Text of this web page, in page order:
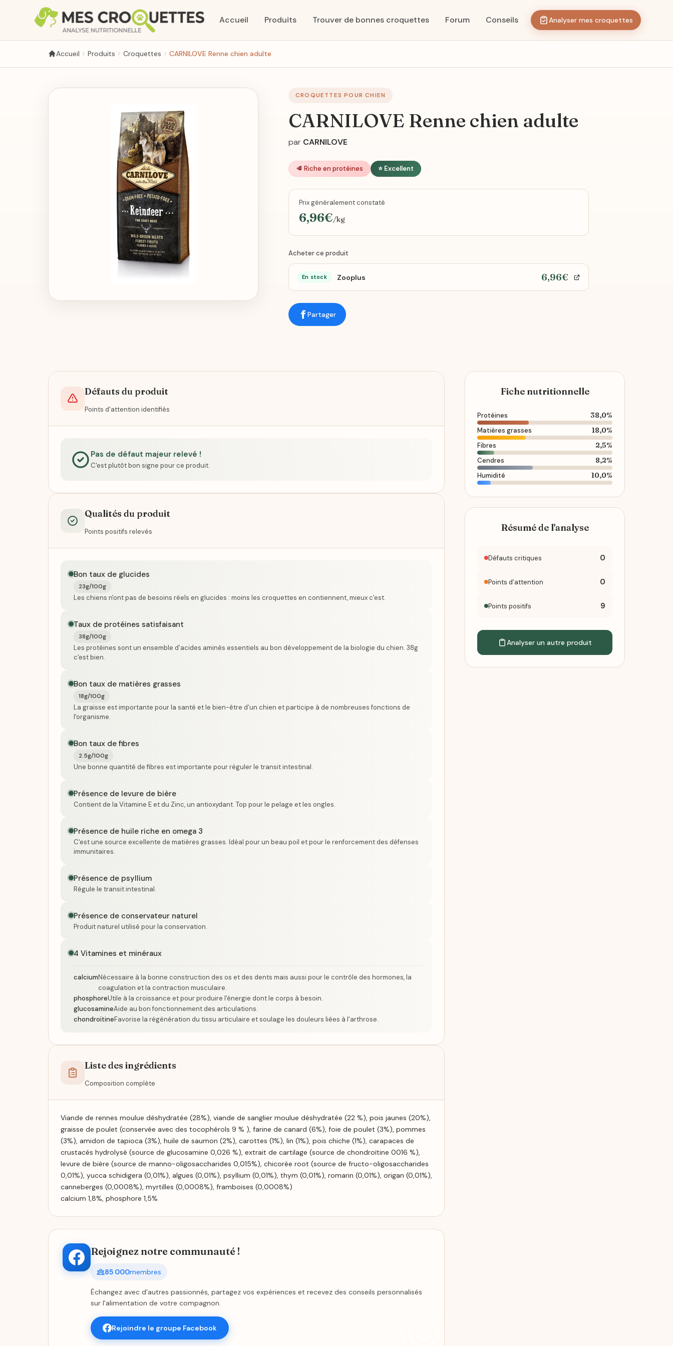
Aller au contenu principal
Accueil
Produits Trouver de bonnes croquettes Forum Conseils Analyser mes croquettes
Accueil Produits Croquettes CARNILOVE Renne chien adulte
CROQUETTES POUR CHIEN
CARNILOVE Renne chien adulte
par CARNILOVE
🥩 Riche en protéines ⭐ Excellent
Prix généralement constaté
6,96€/kg
Acheter ce produit
En stock Zooplus 6,96€
Partager
Défauts du produit
Points d'attention identifiés
Pas de défaut majeur relevé !
C'est plutôt bon signe pour ce produit.
Qualités du produit
Points positifs relevés
Bon taux de glucides
23g/100g
Les chiens n'ont pas de besoins réels en glucides : moins les croquettes en contiennent, mieux c'est.
Taux de protéines satisfaisant
38g/100g
Les protéines sont un ensemble d'acides aminés essentiels au bon développement de la biologie du chien. 38g
c'est bien.
Bon taux de matières grasses
18g/100g
La graisse est importante pour la santé et le bien-être d'un chien et participe à de nombreuses fonctions de
l'organisme.
Bon taux de fibres
2.5g/100g
Une bonne quantité de fibres est importante pour réguler le transit intestinal.
Présence de levure de bière
Contient de la Vitamine E et du Zinc, un antioxydant. Top pour le pelage et les ongles.
Présence de huile riche en omega 3
C'est une source excellente de matières grasses. Idéal pour un beau poil et pour le renforcement des défenses
immunitaires.
Présence de psyllium
Régule le transit intestinal.
Présence de conservateur naturel
Produit naturel utilisé pour la conservation.
4 Vitamines et minéraux
calciumNécessaire à la bonne construction des os et des dents mais aussi pour le contrôle des hormones, la
coagulation et la contraction musculaire.
phosphoreUtile à la croissance et pour produire l'énergie dont le corps à besoin.
glucosamineAide au bon fonctionnement des articulations.
chondroïtineFavorise la régénération du tissu articulaire et soulage les douleurs liées à l'arthrose.
Liste des ingrédients
Composition complète
Viande de rennes moulue déshydratée (28%), viande de sanglier moulue déshydratée (22 %), pois jaunes (20%),
graisse de poulet (conservée avec des tocophérols 9 % ), farine de canard (6%), foie de poulet (3%), pommes
(3%), amidon de tapioca (3%), huile de saumon (2%), carottes (1%), lin (1%), pois chiche (1%), carapaces de
crustacés hydrolysé (source de glucosamine 0,026 %), extrait de cartilage (source de chondroïtine 0016 %),
levure de bière (source de manno-oligosaccharides 0,015%), chicorée root (source de fructo-oligosaccharides
0,01%), yucca schidigera (0,01%), algues (0,01%), psyllium (0,01%), thym (0,01%), romarin (0,01%), origan (0,01%),
canneberges (0,0008%), myrtilles (0,0008%), framboises (0,0008%)
calcium 1,8%, phosphore 1,5%
Rejoignez notre communauté !
85 000membres
Échangez avec d'autres passionnés, partagez vos expériences et recevez des conseils personnalisés
sur l'alimentation de votre compagnon.
Rejoindre le groupe Facebook
Fiche nutritionnelle
Protéines 38,0%
Matières grasses 18,0%
Fibres 2,5%
Cendres 8,2%
Humidité 10,0%
Résumé de l'analyse
Défauts critiques 0
Points d'attention 0
Points positifs 9
Analyser un autre produit